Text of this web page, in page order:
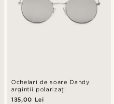
Ochelari de soare Dandy
argintii polarizați
135,00 Lei